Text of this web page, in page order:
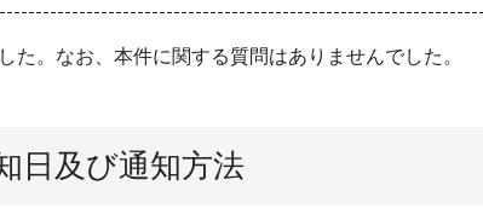
。なお、本件に関する質問はありませんでした。
日及び通知方法